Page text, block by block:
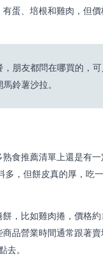
蛋、培根和雞肉，但
朋友都問在哪買的，可
鈴薯沙拉。
食推薦清單上還是有
多，但餅皮真的厚，吃
，比如雞肉捲，價格約
品營業時間通常跟著
。